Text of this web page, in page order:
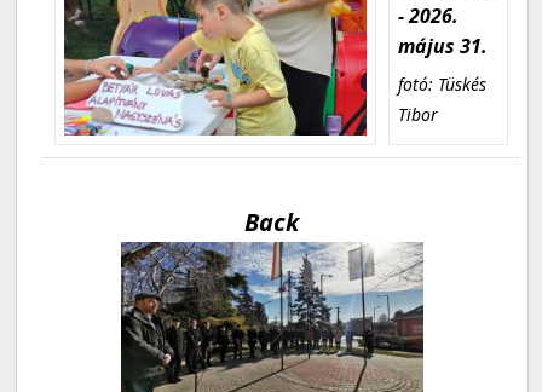
- 2026.
május 31.
fotó: Tüskés
Tibor
Back